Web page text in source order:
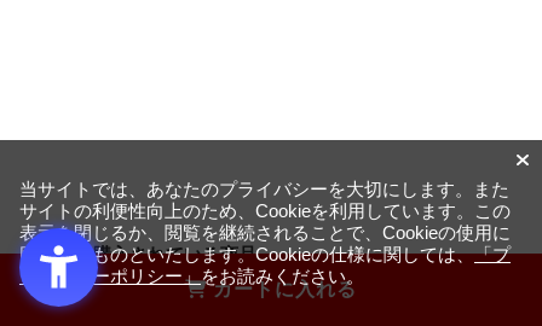
カートに入れる
一緒に購入されている商品
当サイトでは、あなたのプライバシーを大切にします。また
サイトの利便性向上のため、Cookieを利用しています。この
表示を閉じるか、閲覧を継続されることで、Cookieの使用に
同意するものといたします。Cookieの仕様に関しては、「プ
ライバシーポリシー」をお読みください。